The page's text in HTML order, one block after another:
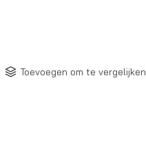
Toevoegen om te vergelijken